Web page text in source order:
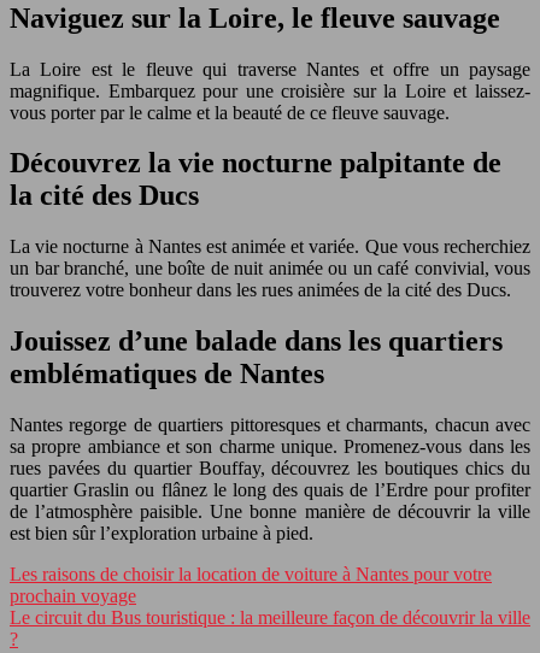
Naviguez sur la Loire, le fleuve sauvage
La Loire est le fleuve qui traverse Nantes et offre un paysage
magnifique. Embarquez pour une croisière sur la Loire et laissez-
vous porter par le calme et la beauté de ce fleuve sauvage.
Découvrez la vie nocturne palpitante de
la cité des Ducs
La vie nocturne à Nantes est animée et variée. Que vous recherchiez
un bar branché, une boîte de nuit animée ou un café convivial, vous
trouverez votre bonheur dans les rues animées de la cité des Ducs.
Jouissez d’une balade dans les quartiers
emblématiques de Nantes
Nantes regorge de quartiers pittoresques et charmants, chacun avec
sa propre ambiance et son charme unique. Promenez-vous dans les
rues pavées du quartier Bouffay, découvrez les boutiques chics du
quartier Graslin ou flânez le long des quais de l’Erdre pour profiter
de l’atmosphère paisible. Une bonne manière de découvrir la ville
est bien sûr l’exploration urbaine à pied.
Les raisons de choisir la location de voiture à Nantes pour votre
prochain voyage
Le circuit du Bus touristique : la meilleure façon de découvrir la ville
?